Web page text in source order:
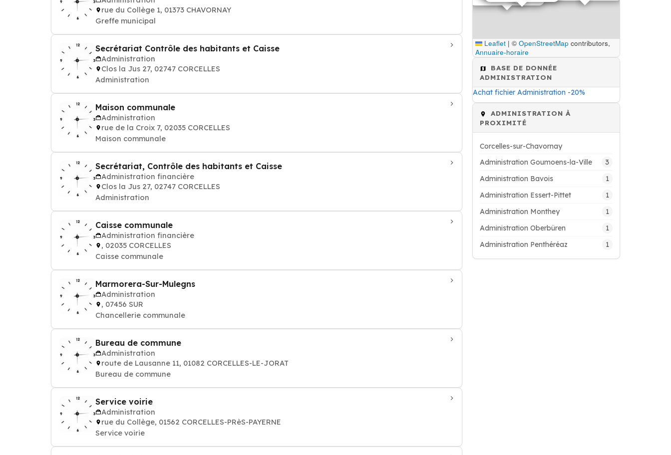
rue du Collège 1, 01373 CHAVORNAY
Greffe municipal
Secrétariat Contrôle des habitants et Caisse
Administration
Clos la Jus 27, 02747 CORCELLES
Administration
Maison communale
Administration
rue de la Croix 7, 02035 CORCELLES
Maison communale
Secrétariat, Contrôle des habitants et Caisse
Administration financière
Clos la Jus 27, 02747 CORCELLES
Administration
Caisse communale
Administration financière
, 02035 CORCELLES
Caisse communale
Marmorera-Sur-Mulegns
Administration
, 07456 SUR
Chancellerie communale
Bureau de commune
Administration
route de Lausanne 11, 01082 CORCELLES-LE-JORAT
Bureau de commune
Service voirie
Administration
rue du Collège, 01562 CORCELLES-PRèS-PAYERNE
Service voirie
Leaflet | © OpenStreetMap contributors,
Annuaire-horaire
BASE DE DONNÉE
ADMINISTRATION
Achat fichier Administration -20%
ADMINISTRATION À
PROXIMITÉ
Corcelles-sur-Chavornay
Administration Goumoens-la-Ville
3
Administration Bavois 1
Administration Essert-Pittet 1
Administration Monthey 1
Administration Oberbüren 1
Administration Penthéréaz 1